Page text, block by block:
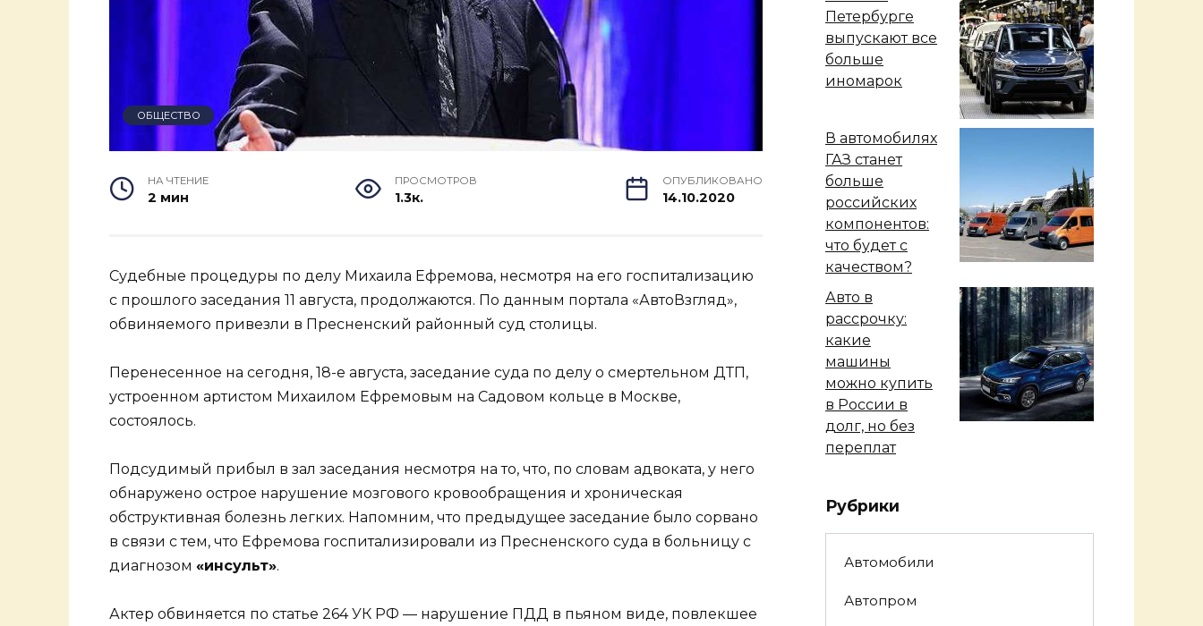
ОБЩЕСТВО
НА ЧТЕНИЕ
2 мин
ПРОСМОТРОВ
1.3к.
ОПУБЛИКОВАНО
14.10.2020
Судебные процедуры по делу Михаила Ефремова, несмотря на его госпитализацию
с прошлого заседания 11 августа, продолжаются. По данным портала «АвтоВзгляд»,
обвиняемого привезли в Пресненский районный суд столицы.
Перенесенное на сегодня, 18-е августа, заседание суда по делу о смертельном ДТП,
устроенном артистом Михаилом Ефремовым на Садовом кольце в Москве,
состоялось.
Подсудимый прибыл в зал заседания несмотря на то, что, по словам адвоката, у него
обнаружено острое нарушение мозгового кровообращения и хроническая
обструктивная болезнь легких. Напомним, что предыдущее заседание было сорвано
в связи с тем, что Ефремова госпитализировали из Пресненского суда в больницу с
диагнозом «инсульт».
Актер обвиняется по статье 264 УК РФ — нарушение ПДД в пьяном виде, повлекшее
Петербурге
выпускают все
больше
иномарок
В автомобилях
ГАЗ станет
больше
российских
компонентов:
что будет с
качеством?
Авто в
рассрочку:
какие
машины
можно купить
в России в
долг, но без
переплат
Рубрики
Автомобили
Автопром